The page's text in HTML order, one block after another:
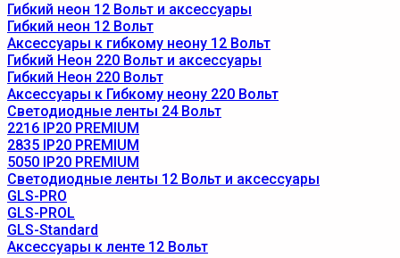
Гибкий неон 12 Вольт и аксессуары
Гибкий неон 12 Вольт
Аксессуары к гибкому неону 12 Вольт
Гибкий Неон 220 Вольт и аксессуары
Гибкий Неон 220 Вольт
Аксессуары к Гибкому неону 220 Вольт
Светодиодные ленты 24 Вольт
2216 IP20 PREMIUM
2835 IP20 PREMIUM
5050 IP20 PREMIUM
Светодиодные ленты 12 Вольт и аксессуары
GLS-PRO
GLS-PROL
GLS-Standard
Аксессуары к ленте 12 Вольт